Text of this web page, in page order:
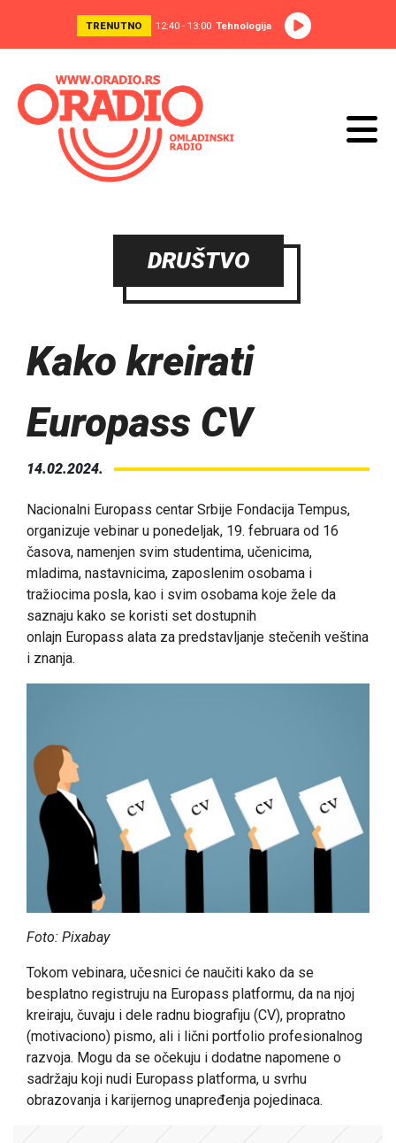
TRENUTNO 12:40 - 13:00 Tehnologija
DRUŠTVO
Kako kreirati
Europass CV
14.02.2024.
Nacionalni Europass centar Srbije Fondacija Tempus,
organizuje vebinar u ponedeljak, 19. februara od 16
časova, namenjen svim studentima, učenicima,
mladima, nastavnicima, zaposlenim osobama i
tražiocima posla, kao i svim osobama koje žele da
saznaju kako se koristi set dostupnih
onlajn Europass alata za predstavljanje stečenih veština
i znanja.
Foto: Pixabay
Tokom vebinara, učesnici će naučiti kako da se
besplatno registruju na Europass platformu, da na njoj
kreiraju, čuvaju i dele radnu biografiju (CV), propratno
(motivaciono) pismo, ali i lični portfolio profesionalnog
razvoja. Mogu da se očekuju i dodatne napomene o
sadržaju koji nudi Europass platforma, u svrhu
obrazovanja i karijernog unapređenja pojedinaca.